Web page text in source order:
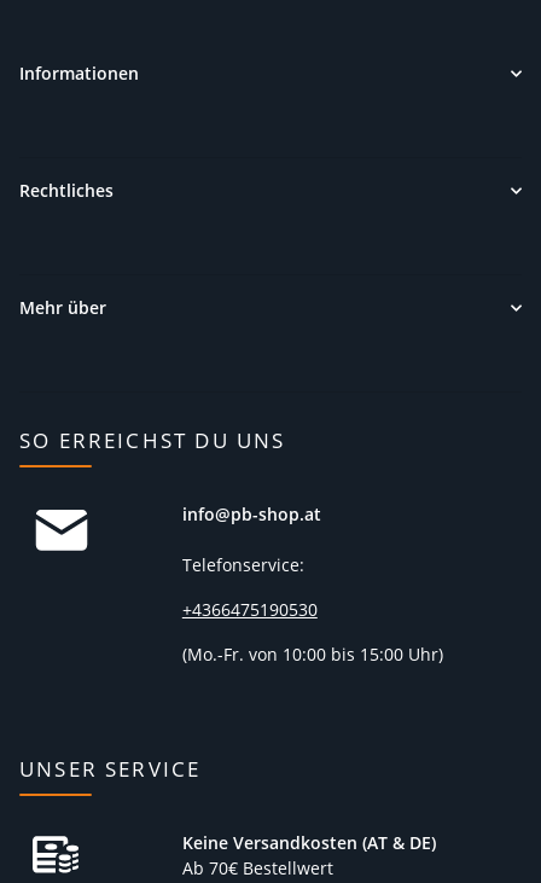
Informationen
Rechtliches
Mehr über
SO ERREICHST DU UNS
info@pb-shop.at
Telefonservice:
+4366475190530
(Mo.-Fr. von 10:00 bis 15:00 Uhr)
UNSER SERVICE
Keine Versandkosten (AT & DE)
Ab 70€ Bestellwert